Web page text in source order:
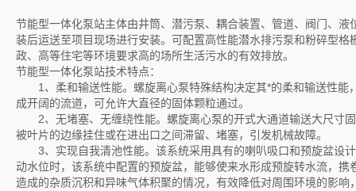
节能型一体化泵站主体由井筒、潜污泵、耦合装置、管道、阀门、
装后运送至项目现场进行安装。可配置高性能潜水排污泵和粉碎型
政、高等住宅等环境要求高的场所生活污水的有效排放。
节能型一体化泵站技术特点：
1、柔和输送性能。螺旋离心泵特殊结构决定其*的柔和输送性能
成开阔的流道，可允许大直径的固体颗粒通过。
2、无堵塞、无缠绕性能。螺旋离心泵的开式大通道输送大尺寸
被叶片的边缘挂住或在进出口之间滞留、堵塞，引发机械故障。
3、实现自我清池性能。该系统采用具有的喇叭吸口和预旋盆设
动水位时，该系统中配置的预旋盆，能够使来水形成预旋转水流，
造成的杂质沉积和异味气体积聚的情况，有效降低对周围环境的影